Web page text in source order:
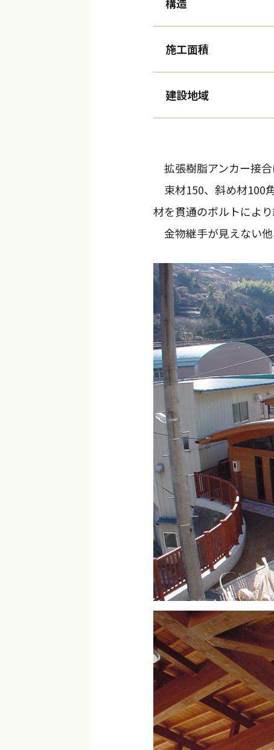
施工面積
建設地域
拡張樹脂アンカー接合
束材150、斜め材100
材を貫通のボルトによ
金物継手が見えない他